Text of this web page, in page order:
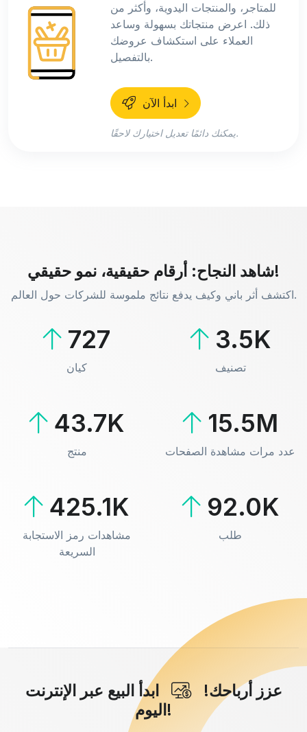
للمتاجر، والمنتجات اليدوية، وأكثر من
ذلك. اعرض منتجاتك بسهولة وساعد
العملاء على استكشاف عروضك
بالتفصيل.
يمكنك دائمًا تعديل اختيارك لاحقًا.
شاهد النجاح: أرقام حقيقية، نمو حقيقي!
اكتشف أثر باني وكيف يدفع نتائج ملموسة للشركات حول العالم.
727
كيان
3.5K
تصنيف
43.7K
منتج
15.5M
عدد مرات مشاهدة الصفحات
425.1K
مشاهدات رمز الاستجابة
السريعة
92.0K
طلب
عزز أرباحك!
ابدأ البيع عبر الإنترنت
اليوم!